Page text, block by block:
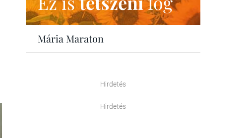
Mária Maraton
Hirdetés
Hirdetés